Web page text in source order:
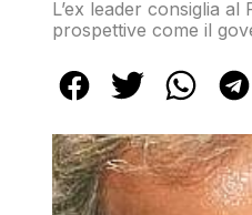
L’ex leader consiglia
prospettive come il